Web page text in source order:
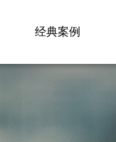
经典案例